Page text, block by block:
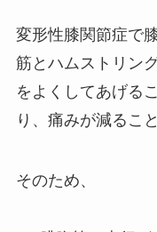
変形性膝関節症で
筋とハムストリン
をよくしてあげる
り、痛みが減るこ
そのため、